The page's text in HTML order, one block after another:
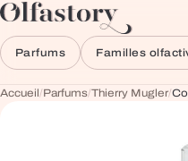
Aller au contenu
Parfums Familles
Accueil/Parfums/Thierry Mugler/